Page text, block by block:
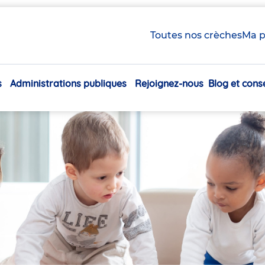
Toutes nos crèchesMa
Navigation
Administrations publiques Rejoignez-nous Blog et